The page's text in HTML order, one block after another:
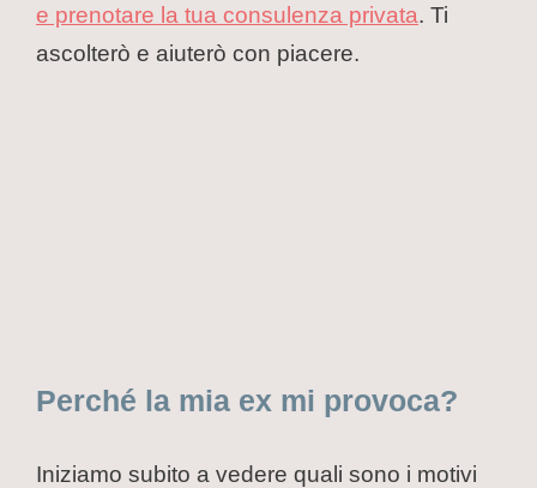
e prenotare la tua consulenza privata. Ti
ascolterò e aiuterò con piacere.
Perché la mia ex mi provoca?
Iniziamo subito a vedere quali sono i motivi